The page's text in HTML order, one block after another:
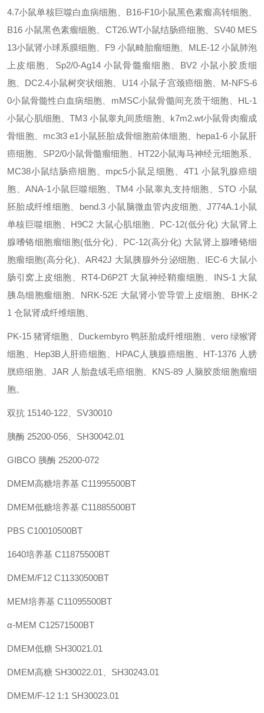
4.7小鼠单核巨噬白血病细胞、B16-F10小鼠黑色素瘤高转细胞、
B16 小鼠黑色素瘤细胞、CT26.WT小鼠结肠癌细胞、SV40 MES
13小鼠肾小球系膜细胞、F9 小鼠畸胎瘤细胞、MLE-12 小鼠肺泡
上皮细胞、Sp2/0-Ag14 小鼠骨髓瘤细胞、BV2 小鼠小胶质细
胞、DC2.4小鼠树突状细胞、U14 小鼠子宫颈癌细胞、M-NFS-6
0小鼠骨髓性白血病细胞、mMSC小鼠骨髓间充质干细胞、HL-1
小鼠心肌细胞、TM3 小鼠睾丸间质细胞、k7m2.wt小鼠骨肉瘤成
骨细胞、mc3t3 e1小鼠胚胎成骨细胞前体细胞、hepa1-6 小鼠肝
癌细胞、SP2/0小鼠骨髓瘤细胞、HT22小鼠海马神经元细胞系、
MC38小鼠结肠癌细胞、mpc5小鼠足细胞、4T1 小鼠乳腺癌细
胞、ANA-1小鼠巨噬细胞、TM4 小鼠睾丸支持细胞、STO 小鼠
胚胎成纤维细胞、bend.3 小鼠脑微血管内皮细胞、J774A.1小鼠
单核巨噬细胞、H9C2 大鼠心肌细胞、PC-12(低分化) 大鼠肾上
腺嗜铬细胞瘤细胞(低分化)、PC-12(高分化) 大鼠肾上腺嗜铬细
胞瘤细胞(高分化)、AR42J 大鼠胰腺外分泌细胞、IEC-6 大鼠小
肠引窝上皮细胞、RT4-D6P2T 大鼠神经鞘瘤细胞、INS-1 大鼠
胰岛细胞瘤细胞、NRK-52E 大鼠肾小管导管上皮细胞、BHK-2
1 仓鼠肾成纤维细胞、
PK-15 猪肾细胞、Duckembyro 鸭胚胎成纤维细胞、vero 绿猴肾
细胞、Hep3B人肝癌细胞、HPAC人胰腺癌细胞、HT-1376 人膀
胱癌细胞、JAR 人胎盘绒毛癌细胞、KNS-89 人脑胶质细胞瘤细
胞。
双抗 15140-122、SV30010
胰酶 25200-056、SH30042.01
GIBCO 胰酶 25200-072
DMEM高糖培养基 C11995500BT
DMEM低糖培养基 C11885500BT
PBS C10010500BT
1640培养基 C11875500BT
DMEM/F12 C11330500BT
MEM培养基 C11095500BT
α-MEM C12571500BT
DMEM低糖 SH30021.01
DMEM高糖 SH30022.01、SH30243.01
DMEM/F-12 1:1 SH30023.01